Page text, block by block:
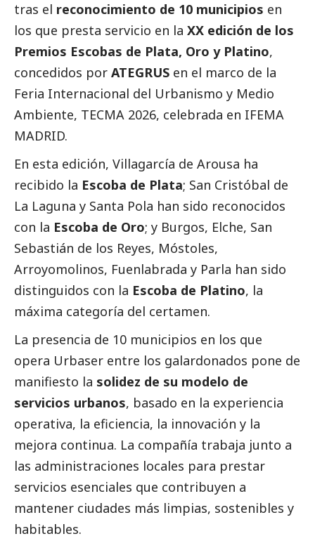
tras el reconocimiento de 10 municipios en
los que presta servicio en la XX edición de los
Premios Escobas de Plata, Oro y Platino,
concedidos por ATEGRUS en el marco de la
Feria Internacional del Urbanismo y Medio
Ambiente, TECMA 2026, celebrada en IFEMA
MADRID.
En esta edición, Villagarcía de Arousa ha
recibido la Escoba de Plata; San Cristóbal de
La Laguna y Santa Pola han sido reconocidos
con la Escoba de Oro; y Burgos, Elche, San
Sebastián de los Reyes, Móstoles,
Arroyomolinos, Fuenlabrada y Parla han sido
distinguidos con la Escoba de Platino, la
máxima categoría del certamen.
La presencia de 10 municipios en los que
opera Urbaser entre los galardonados pone de
manifiesto la solidez de su modelo de
servicios urbanos, basado en la experiencia
operativa, la eficiencia, la innovación y la
mejora continua. La compañía trabaja junto a
las administraciones locales para prestar
servicios esenciales que contribuyen a
mantener ciudades más limpias, sostenibles y
habitables.